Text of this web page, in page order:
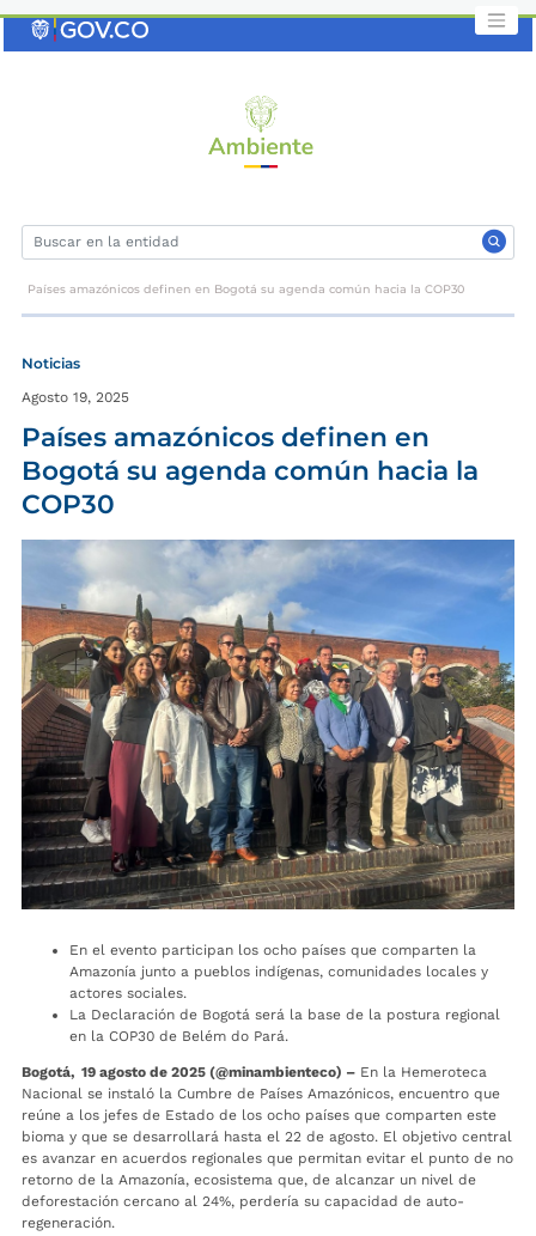
Países amazónicos definen en Bogotá su agenda común hacia la COP30
Noticias
Agosto 19, 2025
Países amazónicos definen en
Bogotá su agenda común hacia la
COP30
En el evento participan los ocho países que comparten la
Amazonía junto a pueblos indígenas, comunidades locales y
actores sociales.
La Declaración de Bogotá será la base de la postura regional
en la COP30 de Belém do Pará.
Bogotá, 19 agosto de 2025 (@minambienteco) – En la Hemeroteca
Nacional se instaló la Cumbre de Países Amazónicos, encuentro que
reúne a los jefes de Estado de los ocho países que comparten este
bioma y que se desarrollará hasta el 22 de agosto. El objetivo central
es avanzar en acuerdos regionales que permitan evitar el punto de no
retorno de la Amazonía, ecosistema que, de alcanzar un nivel de
deforestación cercano al 24%, perdería su capacidad de auto-
regeneración.